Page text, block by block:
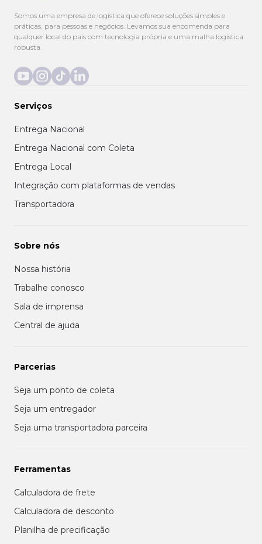
Somos uma empresa de logística que oferece soluções simples e
práticas, para pessoas e negócios. Levamos sua encomenda para
qualquer local do país com tecnologia própria e uma malha logística
robusta.
Serviços
Entrega Nacional
Entrega Nacional com Coleta
Entrega Local
Integração com plataformas de vendas
Transportadora
Sobre nós
Nossa história
Trabalhe conosco
Sala de imprensa
Central de ajuda
Parcerias
Seja um ponto de coleta
Seja um entregador
Seja uma transportadora parceira
Ferramentas
Calculadora de frete
Calculadora de desconto
Planilha de precificação